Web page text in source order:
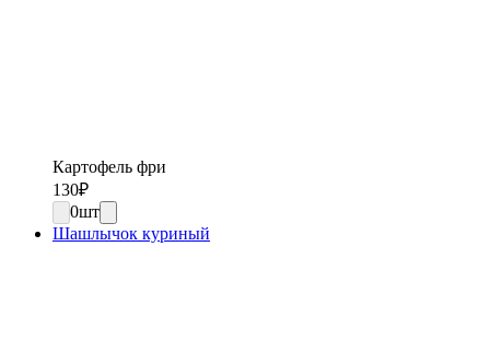
Картофель фри
130₽
0шт
Шашлычок куриный